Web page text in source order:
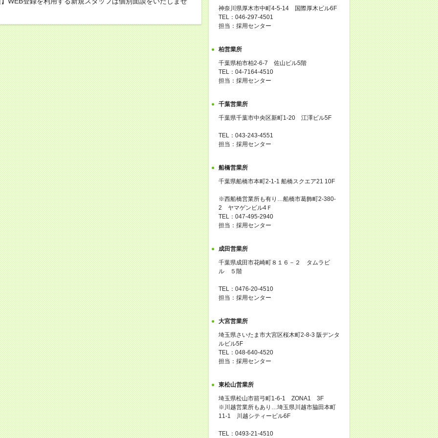
神奈川県厚木市中町4-5-14 国際厚木ビル6F
TEL：046-297-4501
担当：採用センター
柏営業所
千葉県柏市柏2-6-7 佐山ビル5階
TEL：04-7164-4510
担当：採用センター
千葉営業所
千葉県千葉市中央区新町1-20 江澤ビル5F
TEL：043-243-4551
担当：採用センター
船橋営業所
千葉県船橋市本町2-1-1 船橋スクエア21 10F
※西船橋営業所も有り…船橋市葛飾町2-380-
2 ヤマゲンビル4Ｆ
TEL：047-495-2940
担当：採用センター
成田営業所
千葉県成田市花崎町８１６－２ タムラビ
ル ５階
TEL：0476-20-4510
担当：採用センター
大宮営業所
埼玉県さいたま市大宮区桜木町2-8-3 阪デンタ
ルビル5F
TEL：048-640-4520
担当：採用センター
東松山営業所
埼玉県松山市箭弓町1-6-1 ZONA1 3F
※川越営業所もあり…埼玉県川越市脇田本町
11-1 川越シティービル6F
TEL：0493-21-4510